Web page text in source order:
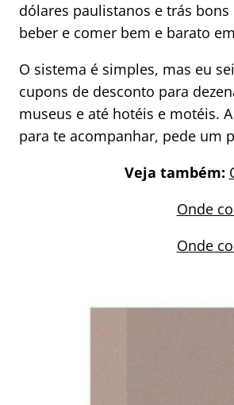
dólares paulistanos e trás
beber e comer bem e barato
O sistema é simples, mas eu
cupons de desconto para
museus e até hotéis e motéis.
para te acompanhar, pede um
Veja também:
Onde
Onde